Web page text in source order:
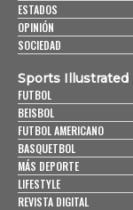
ESTADOS
OPINIÓN
SOCIEDAD
Sports Illustrated
FUTBOL
BEISBOL
FUTBOL AMERICANO
BASQUETBOL
MÁS DEPORTE
LIFESTYLE
REVISTA DIGITAL